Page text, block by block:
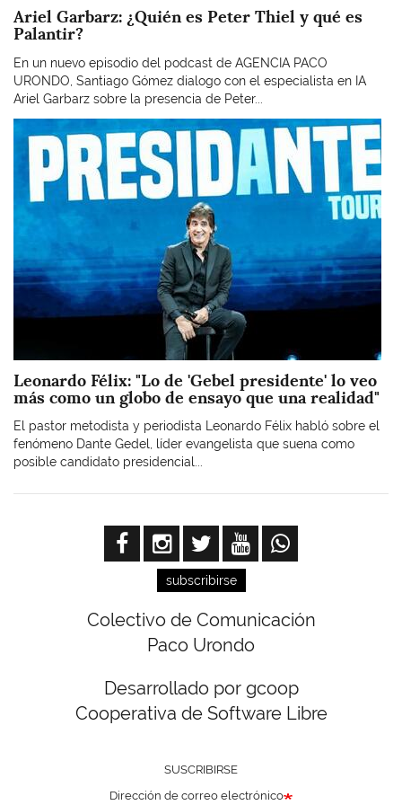
Ariel Garbarz: ¿Quién es Peter Thiel y qué es
Palantir?
En un nuevo episodio del podcast de AGENCIA PACO
URONDO, Santiago Gómez dialogo con el especialista en IA
Ariel Garbarz sobre la presencia de Peter...
Imagen
Leonardo Félix: "Lo de 'Gebel presidente' lo veo
más como un globo de ensayo que una realidad"
El pastor metodista y periodista Leonardo Félix habló sobre el
fenómeno Dante Gedel, líder evangelista que suena como
posible candidato presidencial...
subscribirse
Colectivo de Comunicación
Paco Urondo
Desarrollado por gcoop
Cooperativa de Software Libre
SUSCRIBIRSE
Dirección de correo electrónico